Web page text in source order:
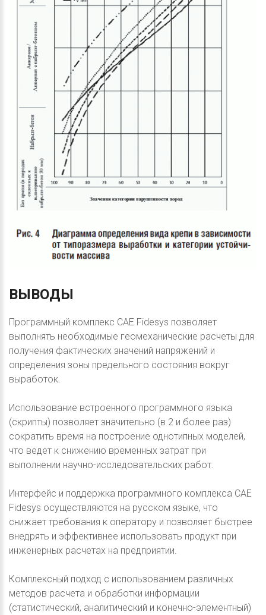
ВЫВОДЫ
Программный комплекс CAE Fidesys позволяет
выполнять необходимые геомеханические расчеты для
получения фактических значений напряжений и
определения зоны предельного состояния вокруг
выработок.
Использование встроенного программного языка
(скрипты) позволяет значительно (в 2 и более раз)
сократить время на построение однотипных моделей,
что ведет к снижению временных затрат при
выполнении научно-исследовательских работ.
Интерфейс и поддержка программного комплекса CAE
Fidesys осуществляются на русском языке, что
снижает требования к оператору и позволяет быстрее
внедрять и эффективнее использовать продукт при
инженерных расчетах на предприятии.
Комплексный подход с использованием различных
методов расчета и обработки информации
(статистический, аналитический и конечно-элементный)